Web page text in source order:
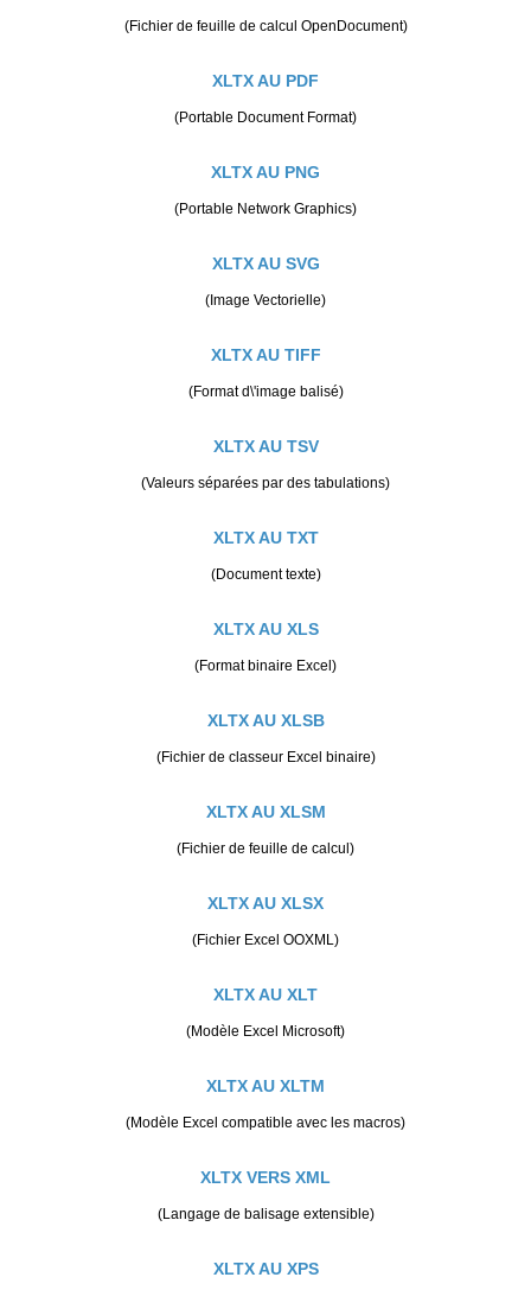
(Fichier de feuille de calcul OpenDocument)
XLTX AU PDF
(Portable Document Format)
XLTX AU PNG
(Portable Network Graphics)
XLTX AU SVG
(Image Vectorielle)
XLTX AU TIFF
(Format d\'image balisé)
XLTX AU TSV
(Valeurs séparées par des tabulations)
XLTX AU TXT
(Document texte)
XLTX AU XLS
(Format binaire Excel)
XLTX AU XLSB
(Fichier de classeur Excel binaire)
XLTX AU XLSM
(Fichier de feuille de calcul)
XLTX AU XLSX
(Fichier Excel OOXML)
XLTX AU XLT
(Modèle Excel Microsoft)
XLTX AU XLTM
(Modèle Excel compatible avec les macros)
XLTX VERS XML
(Langage de balisage extensible)
XLTX AU XPS